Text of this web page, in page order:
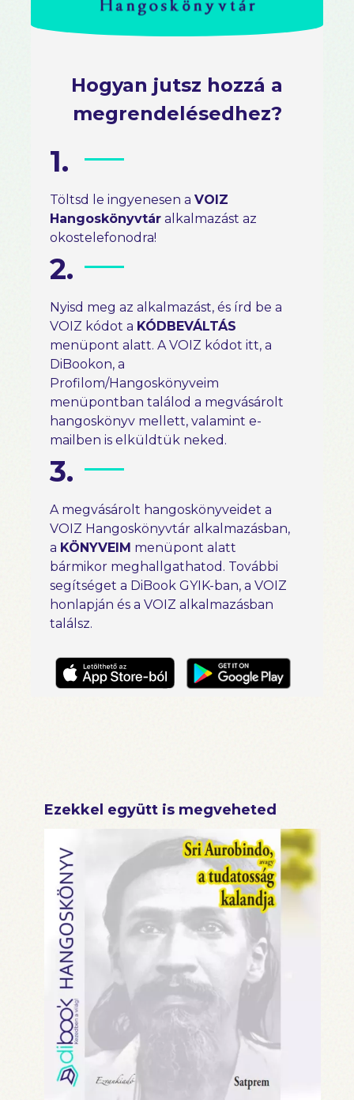
Hogyan jutsz hozzá a
megrendelésedhez?
1.
Töltsd le ingyenesen a VOIZ
Hangoskönyvtár alkalmazást az
okostelefonodra!
2.
Nyisd meg az alkalmazást, és írd be a
VOIZ kódot a KÓDBEVÁLTÁS
menüpont alatt. A VOIZ kódot itt, a
DiBookon, a
Profilom/Hangoskönyveim
menüpontban találod a megvásárolt
hangoskönyv mellett, valamint e-
mailben is elküldtük neked.
3.
A megvásárolt hangoskönyveidet a
VOIZ Hangoskönyvtár alkalmazásban,
a KÖNYVEIM menüpont alatt
bármikor meghallgathatod. További
segítséget a DiBook GYIK-ban, a VOIZ
honlapján és a VOIZ alkalmazásban
találsz.
Ezekkel együtt is megveheted